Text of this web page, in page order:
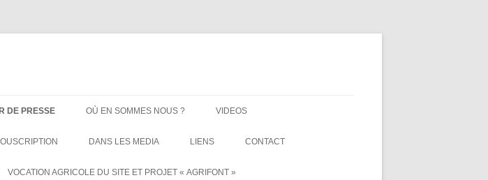
au
DE PRESSE OÙ EN SOMMES NOUS ? VIDEOS
DANS LES MEDIA LIENS CONTACT
VOCATION AGRICOLE DU SITE ET PROJET « AGRIFONT »